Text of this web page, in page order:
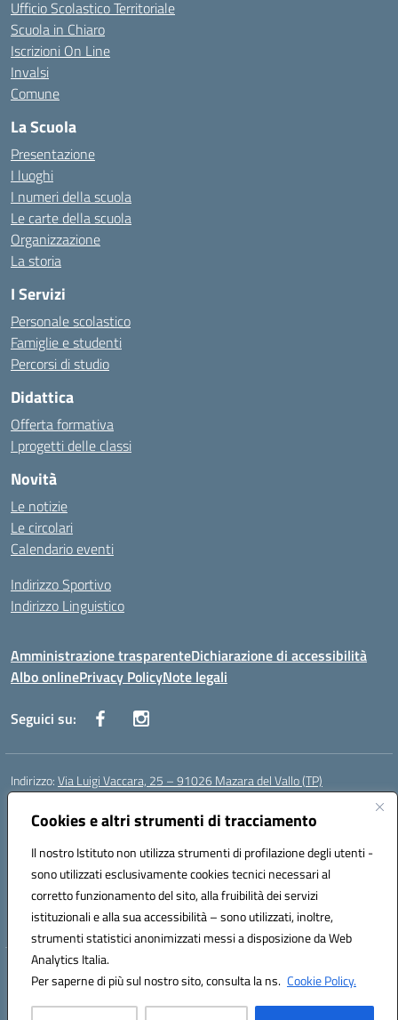
Cookies e altri strumenti di tracciamento
Il nostro Istituto non utilizza strumenti di profilazione degli utenti -
sono utilizzati esclusivamente cookies tecnici necessari al
corretto funzionamento del sito, alla fruibilità dei servizi
istituzionali e alla sua accessibilità – sono utilizzati, inoltre,
strumenti statistici anonimizzati messi a disposizione da Web
Analytics Italia.
Per saperne di più sul nostro sito, consulta la ns. Cookie Policy.
Ufficio Scolastico Territoriale
Scuola in Chiaro
Iscrizioni On Line
Invalsi
Comune
La Scuola
Presentazione
I luoghi
I numeri della scuola
Le carte della scuola
Organizzazione
La storia
I Servizi
Personale scolastico
Famiglie e studenti
Percorsi di studio
Didattica
Offerta formativa
I progetti delle classi
Novità
Le notizie
Le circolari
Calendario eventi
Indirizzo Sportivo
Indirizzo Linguistico
Amministrazione trasparenteDichiarazione di accessibilità
Albo onlinePrivacy PolicyNote legali
Seguici su:
Indirizzo:Via Luigi Vaccara, 25 – 91026 Mazara del Vallo (TP)
Centralino:
Posta elettronica certificata (PEC):tpic843007@pec.istruzione.it
Codice fiscale: 91036660818
Codice meccanografico:tpic843007
Codice Indice delle Pubbliche Amministrazioni (IPA): icggp
Codice unico di fatturazione (CUF): UFYPS3
Hosting & Powered by 3D Solution S.r.l.
Concept & Design by Designers Italia